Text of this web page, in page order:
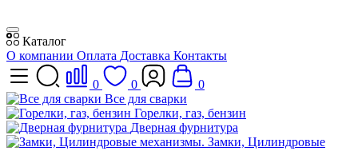
Каталог
О компании Оплата Доставка Контакты
0 0
0
Все для сварки
Горелки, газ, бензин
Дверная фурнитура
Замки, Цилиндровые